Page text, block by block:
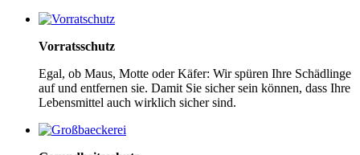
Vorratsschutz
Egal, ob Maus, Motte oder Käfer: Wir spüren Ihre Schädlinge
auf und entfernen sie. Damit Sie sicher sein können, dass Ihre
Lebensmittel auch wirklich sicher sind.